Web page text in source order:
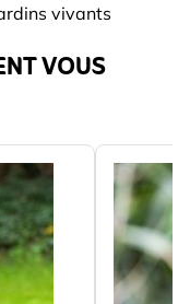
vivants
VOUS